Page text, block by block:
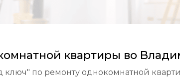
квартиры во
ключ" по ремонту однокомнатной